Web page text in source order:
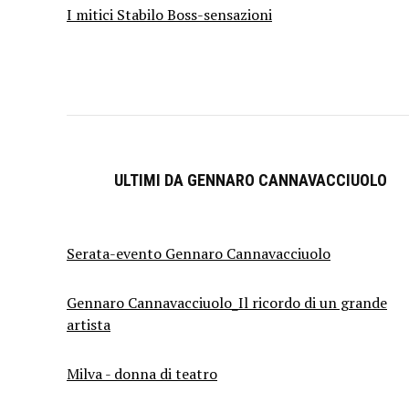
I mitici Stabilo Boss-sensazioni
ULTIMI DA GENNARO CANNAVACCIUOLO
Serata-evento Gennaro Cannavacciuolo
Gennaro Cannavacciuolo_Il ricordo di un grande
artista
Milva - donna di teatro